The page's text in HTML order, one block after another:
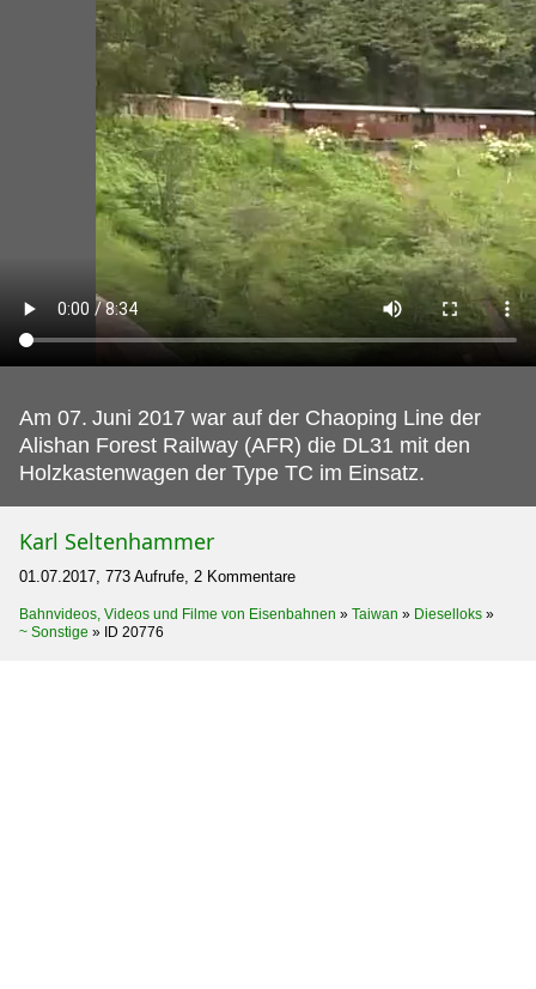
Am 07. Juni 2017 war auf der Chaoping Line der
Alishan Forest Railway (AFR) die DL31 mit den
Holzkastenwagen der Type TC im Einsatz.
Karl Seltenhammer
01.07.2017, 773 Aufrufe, 2 Kommentare
Bahnvideos, Videos und Filme von Eisenbahnen » Taiwan » Dieselloks »
~ Sonstige » ID 20776